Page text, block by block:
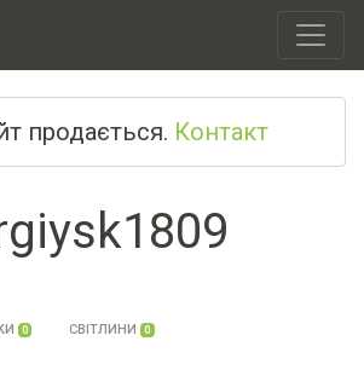
продається. Контакт
0 СВІТЛИНИ 0